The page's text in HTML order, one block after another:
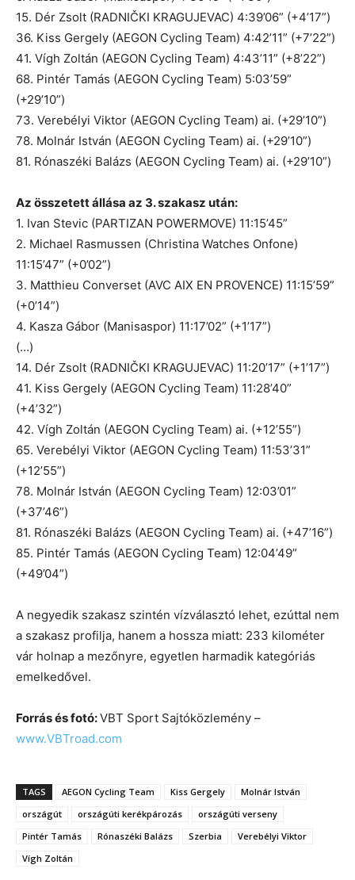
15. Dér Zsolt (RADNIČKI KRAGUJEVAC) 4:39’06” (+4’17”)
36. Kiss Gergely (AEGON Cycling Team) 4:42’11” (+7’22”)
41. Vígh Zoltán (AEGON Cycling Team) 4:43’11” (+8’22”)
68. Pintér Tamás (AEGON Cycling Team) 5:03’59”
(+29’10”)
73. Verebélyi Viktor (AEGON Cycling Team) ai. (+29’10”)
78. Molnár István (AEGON Cycling Team) ai. (+29’10”)
81. Rónaszéki Balázs (AEGON Cycling Team) ai. (+29’10”)
Az összetett állása az 3. szakasz után:
1. Ivan Stevic (PARTIZAN POWERMOVE) 11:15’45”
2. Michael Rasmussen (Christina Watches Onfone)
11:15’47” (+0’02”)
3. Matthieu Converset (AVC AIX EN PROVENCE) 11:15’59”
(+0’14”)
4. Kasza Gábor (Manisaspor) 11:17’02” (+1’17”)
(…)
14. Dér Zsolt (RADNIČKI KRAGUJEVAC) 11:20’17” (+1’17”)
41. Kiss Gergely (AEGON Cycling Team) 11:28’40”
(+4’32”)
42. Vígh Zoltán (AEGON Cycling Team) ai. (+12’55”)
65. Verebélyi Viktor (AEGON Cycling Team) 11:53’31”
(+12’55”)
78. Molnár István (AEGON Cycling Team) 12:03’01”
(+37’46”)
81. Rónaszéki Balázs (AEGON Cycling Team) ai. (+47’16”)
85. Pintér Tamás (AEGON Cycling Team) 12:04’49”
(+49’04”)
A negyedik szakasz szintén vízválasztó lehet, ezúttal nem
a szakasz profilja, hanem a hossza miatt: 233 kilométer
vár holnap a mezőnyre, egyetlen harmadik kategóriás
emelkedővel.
Forrás és fotó:VBT Sport Sajtóközlemény –
www.VBTroad.com
TAGS AEGON Cycling Team Kiss Gergely
Molnár István
országút
országúti kerékpározás
országúti verseny
Pintér Tamás
Rónaszéki Balázs Szerbia
Verebélyi Viktor
Vígh Zoltán